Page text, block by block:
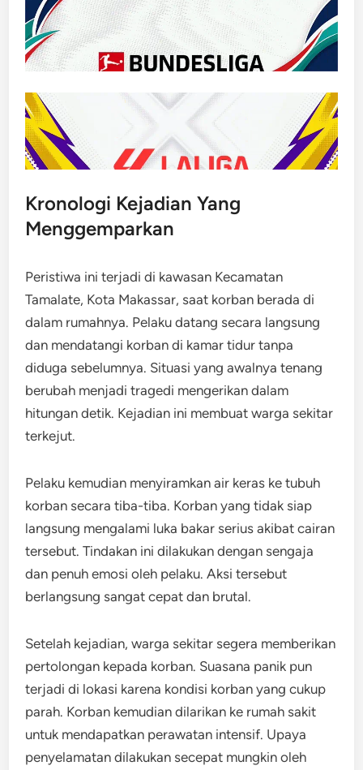
Kronologi Kejadian Yang
Menggemparkan
Peristiwa ini terjadi di kawasan Kecamatan
Tamalate, Kota Makassar, saat korban berada di
dalam rumahnya. Pelaku datang secara langsung
dan mendatangi korban di kamar tidur tanpa
diduga sebelumnya. Situasi yang awalnya tenang
berubah menjadi tragedi mengerikan dalam
hitungan detik. Kejadian ini membuat warga sekitar
terkejut.
Pelaku kemudian menyiramkan air keras ke tubuh
korban secara tiba-tiba. Korban yang tidak siap
langsung mengalami luka bakar serius akibat cairan
tersebut. Tindakan ini dilakukan dengan sengaja
dan penuh emosi oleh pelaku. Aksi tersebut
berlangsung sangat cepat dan brutal.
Setelah kejadian, warga sekitar segera memberikan
pertolongan kepada korban. Suasana panik pun
terjadi di lokasi karena kondisi korban yang cukup
parah. Korban kemudian dilarikan ke rumah sakit
untuk mendapatkan perawatan intensif. Upaya
penyelamatan dilakukan secepat mungkin oleh